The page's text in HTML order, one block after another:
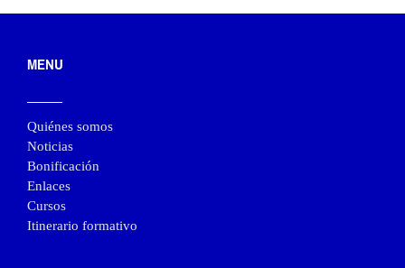
MENU
Quiénes somos
Noticias
Bonificación
Enlaces
Cursos
Itinerario formativo